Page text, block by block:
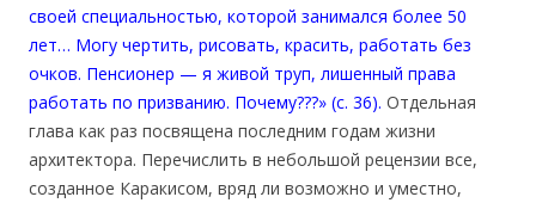
своей специальностью, которой занимался более 50
лет… Могу чертить, рисовать, красить, работать без
очков. Пенсионер — я живой труп, лишенный права
работать по призванию. Почему???» (с. 36). Отдельная
глава как раз посвящена последним годам жизни
архитектора. Перечислить в небольшой рецензии все,
созданное Каракисом, вряд ли возможно и уместно,